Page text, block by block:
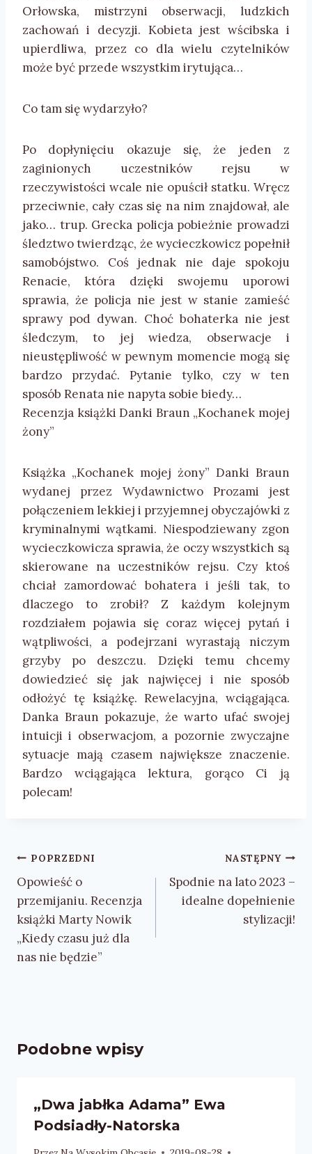
Orłowska, mistrzyni obserwacji, ludzkich
zachowań i decyzji. Kobieta jest wścibska i
upierdliwa, przez co dla wielu czytelników
może być przede wszystkim irytująca…
Co tam się wydarzyło?
Po dopłynięciu okazuje się, że jeden z
zaginionych uczestników rejsu w
rzeczywistości wcale nie opuścił statku. Wręcz
przeciwnie, cały czas się na nim znajdował, ale
jako… trup. Grecka policja pobieżnie prowadzi
śledztwo twierdząc, że wycieczkowicz popełnił
samobójstwo. Coś jednak nie daje spokoju
Renacie, która dzięki swojemu uporowi
sprawia, że policja nie jest w stanie zamieść
sprawy pod dywan. Choć bohaterka nie jest
śledczym, to jej wiedza, obserwacje i
nieustępliwość w pewnym momencie mogą się
bardzo przydać. Pytanie tylko, czy w ten
sposób Renata nie napyta sobie biedy…
Recenzja książki Danki Braun „Kochanek mojej
żony”
Książka „Kochanek mojej żony” Danki Braun
wydanej przez Wydawnictwo Prozami jest
połączeniem lekkiej i przyjemnej obyczajówki z
kryminalnymi wątkami. Niespodziewany zgon
wycieczkowicza sprawia, że oczy wszystkich są
skierowane na uczestników rejsu. Czy ktoś
chciał zamordować bohatera i jeśli tak, to
dlaczego to zrobił? Z każdym kolejnym
rozdziałem pojawia się coraz więcej pytań i
wątpliwości, a podejrzani wyrastają niczym
grzyby po deszczu. Dzięki temu chcemy
dowiedzieć się jak najwięcej i nie sposób
odłożyć tę książkę. Rewelacyjna, wciągająca.
Danka Braun pokazuje, że warto ufać swojej
intuicji i obserwacjom, a pozornie zwyczajne
sytuacje mają czasem największe znaczenie.
Bardzo wciągająca lektura, gorąco Ci ją
polecam!
Nawigacja
wpisu
POPRZEDNI
Opowieść o
przemijaniu. Recenzja
książki Marty Nowik
„Kiedy czasu już dla
nas nie będzie”
NASTĘPNY
Spodnie na lato 2023 –
idealne dopełnienie
stylizacji!
Podobne wpisy
„Dwa jabłka Adama” Ewa
Podsiadły-Natorska